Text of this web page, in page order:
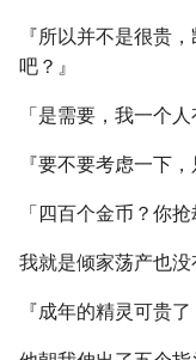
『所以并不是很贵
吧？』
「是需要，我一个
『要不要考虑一下
「四百个金币？你抢
我就是倾家荡产也没
『成年的精灵可贵